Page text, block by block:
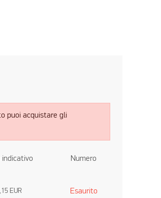
puoi acquistare gli
indicativo Numero
EUR Esaurito